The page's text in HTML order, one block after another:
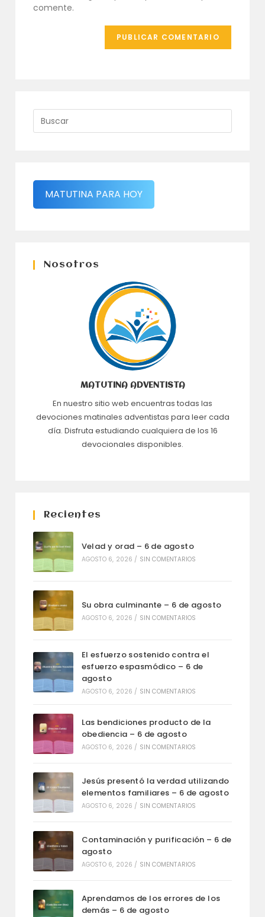
comente.
MATUTINA PARA HOY
Nosotros
MATUTINA ADVENTISTA
En nuestro sitio web encuentras todas las
devociones matinales adventistas para leer cada
día. Disfruta estudiando cualquiera de los 16
devocionales disponibles.
Recientes
Velad y orad – 6 de agosto
AGOSTO 6, 2026 / SIN COMENTARIOS
Su obra culminante – 6 de agosto
AGOSTO 6, 2026 / SIN COMENTARIOS
El esfuerzo sostenido contra el
esfuerzo espasmódico – 6 de
agosto
AGOSTO 6, 2026 / SIN COMENTARIOS
Las bendiciones producto de la
obediencia – 6 de agosto
AGOSTO 6, 2026 / SIN COMENTARIOS
Jesús presentó la verdad utilizando
elementos familiares – 6 de agosto
AGOSTO 6, 2026 / SIN COMENTARIOS
Contaminación y purificación – 6 de
agosto
AGOSTO 6, 2026 / SIN COMENTARIOS
Aprendamos de los errores de los
demás – 6 de agosto